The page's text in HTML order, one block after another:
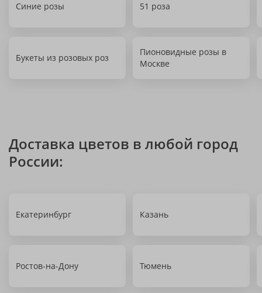
Синие розы 51 роза
Букеты из розовых роз
Пионовидные розы в
Москве
Доставка цветов в любой город
России:
Екатеринбург Казань
Ростов-на-Дону Тюмень